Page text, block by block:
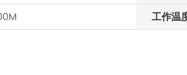
工作温